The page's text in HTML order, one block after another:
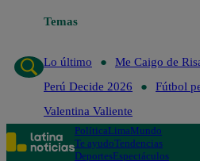
Temas
Lo último
Me Caigo de
Perú Decide 2026
Fútbol
Valentina Valiente
PolíticaLimaMundo
Te ayudoTendencias
DeportesEspectáculos